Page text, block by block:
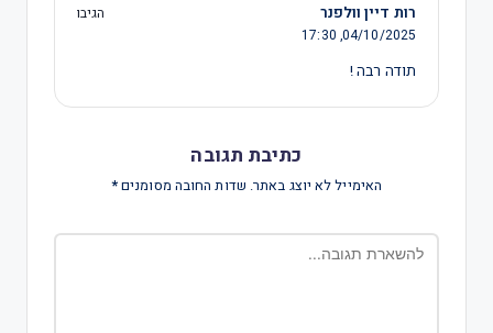
רות דיין וולפנר
הגיבו
04/10/2025,
17:30
תודה רבה !
כתיבת תגובה
האימייל לא יוצג באתר. שדות החובה מסומנים*